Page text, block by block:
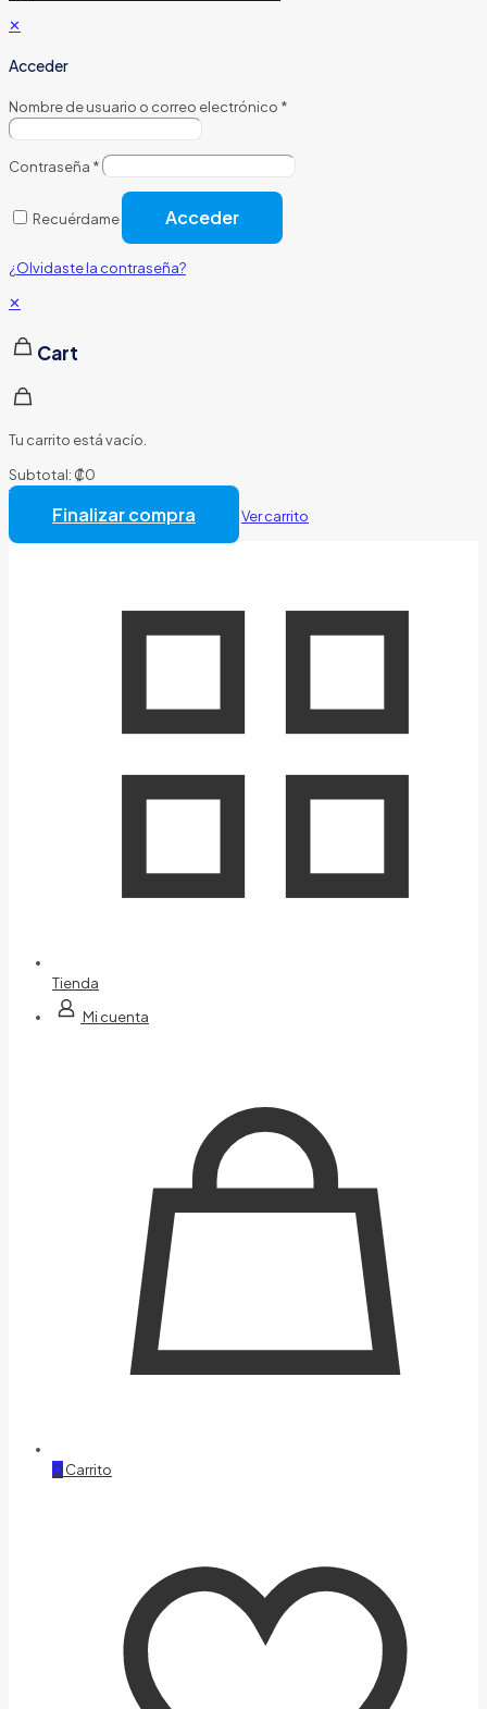
✕
Acceder
Nombre de usuario o correo electrónico *
Contraseña *
Recuérdame Acceder
¿Olvidaste la contraseña?
✕
Cart
Tu carrito está vacío.
Subtotal: ₡0
Total:
Finalizar compra Ver carrito
Tienda
Mi cuenta
0 Carrito